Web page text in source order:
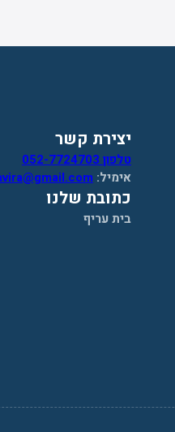
יצירת קשר
טלפון 052-7724703
אימיל:
כתובת שלנו
בית עריף